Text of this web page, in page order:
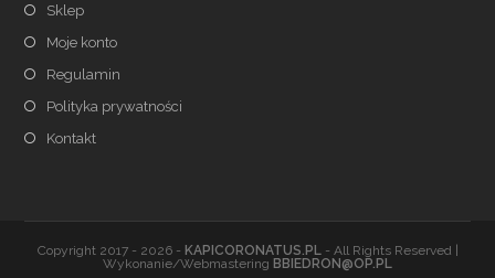
Sklep
Moje konto
Regulamin
Polityka prywatności
Kontakt
Copyright 2017 - 2026 - KAPICORONATUS.PL - All Rights Reserved |
Wykonanie/Webmastering BBIEDRON@OP.PL